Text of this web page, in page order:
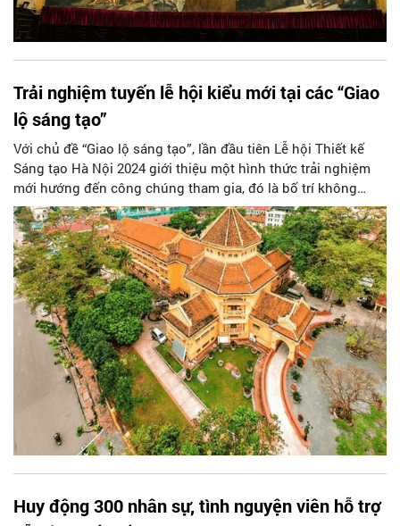
Trải nghiệm tuyến lễ hội kiểu mới tại các “Giao
lộ sáng tạo”
Với chủ đề “Giao lộ sáng tạo”, lần đầu tiên Lễ hội Thiết kế
Sáng tạo Hà Nội 2024 giới thiệu một hình thức trải nghiệm
mới hướng đến công chúng tham gia, đó là bố trí không
gian lễ hội theo tuyến, giúp khai mở những giao điểm sáng
tạo xuyên lịch sử và đa thế hệ, gắn chặt với các công trình di
sản đặc sắc có tính biểu tượng của Hà Nội.
Huy động 300 nhân sự, tình nguyện viên hỗ trợ